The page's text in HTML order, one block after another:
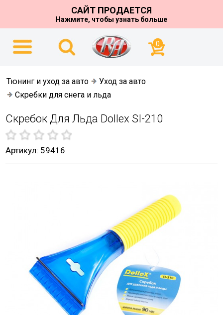
САЙТ ПРОДАЕТСЯ
Нажмите, чтобы узнать больше
0
Тюнинг и уход за авто
Уход за авто
Скребки для снега и льда
Скребок Для Льда Dollex SI-210
Артикул: 59416